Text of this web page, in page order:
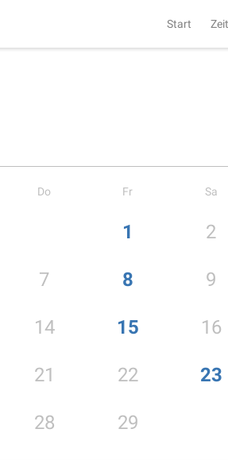
Start
Do Fr Sa
1 2
7 8 9
14 15 16
21 22 23
28 29